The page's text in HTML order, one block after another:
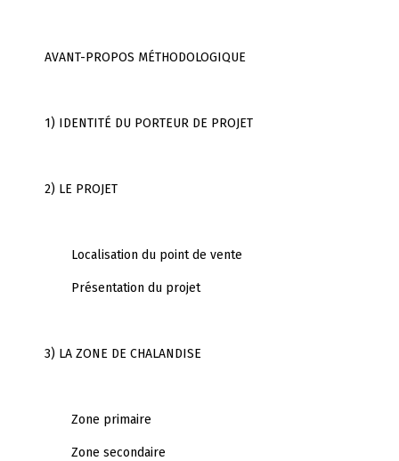
AVANT-PROPOS MÉTHODOLOGIQUE
1) IDENTITÉ DU PORTEUR DE PROJET
2) LE PROJET
Localisation du point de vente
Présentation du projet
3) LA ZONE DE CHALANDISE
Zone primaire
Zone secondaire